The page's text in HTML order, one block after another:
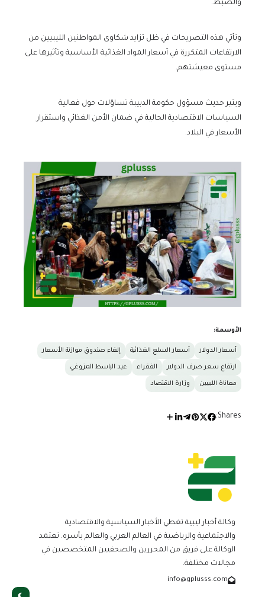
والضبط.
وتأتي هذه التصريحات في ظل تزايد شكاوى المواطنين الليبيين من
الارتفاعات المتكررة في أسعار المواد الغذائية الأساسية وتأثيرها على
مستوى معيشتهم.
ويثير حديث مسؤول حكومة الدبيبة تساؤلات حول فعالية
السياسات الاقتصادية الحالية في ضمان الأمن الغذائي واستقرار
الأسعار في البلاد.
الأوسمة:
أسعار الدولار أسعار السلع الغذائية إلغاء صندوق موازنة الأسعار
ارتفاع سعر صرف الدولار الفقراء عبد الباسط المزوغي
معاناة الليبيين وزارة الاقتصاد
Shares:
وكالة أخبار ليبية تغطي الأخبار السياسية والاقتصادية
والاجتماعية والرياضية في العالم العربي والعالم بأسره. تعتمد
الوكالة على فريق من المحررين والصحفيين المتخصصين في
مجالات مختلفة.
info@gplusss.com